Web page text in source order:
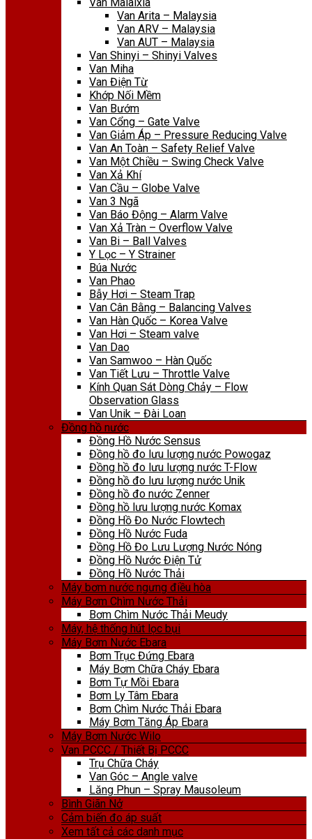
Van Arita – Malaysia
Van ARV – Malaysia
Van AUT – Malaysia
Van Shinyi – Shinyi Valves
Van Miha
Van Điện Từ
Khớp Nối Mềm
Van Bướm
Van Cổng – Gate Valve
Van Giảm Áp – Pressure Reducing Valve
Van An Toàn – Safety Relief Valve
Van Một Chiều – Swing Check Valve
Van Xả Khí
Van Cầu – Globe Valve
Van 3 Ngã
Van Báo Động – Alarm Valve
Van Xả Tràn – Overflow Valve
Van Bi – Ball Valves
Y Lọc – Y Strainer
Búa Nước
Van Phao
Bẫy Hơi – Steam Trap
Van Cân Bằng – Balancing Valves
Van Hàn Quốc – Korea Valve
Van Hơi – Steam valve
Van Dao
Van Samwoo – Hàn Quốc
Van Tiết Lưu – Throttle Valve
Kính Quan Sát Dòng Chảy – Flow
Observation Glass
Van Unik – Đài Loan
Đồng hồ nước
Đồng Hồ Nước Sensus
Đồng hồ đo lưu lượng nước Powogaz
Đồng hồ đo lưu lượng nước T-Flow
Đồng hồ đo lưu lượng nước Unik
Đồng hồ đo nước Zenner
Đồng hồ lưu lượng nước Komax
Đồng Hồ Đo Nước Flowtech
Đồng Hồ Nước Fuda
Đồng Hồ Đo Lưu Lượng Nước Nóng
Đồng Hồ Nước Điện Tử
Đồng Hồ Nước Thải
Máy bơm nước ngưng điều hòa
Máy Bơm Chìm Nước Thải
Bơm Chìm Nước Thải Meudy
Máy, hệ thống hút lọc bụi
Máy Bơm Nước Ebara
Bơm Trục Đứng Ebara
Máy Bơm Chữa Cháy Ebara
Bơm Tự Mồi Ebara
Bơm Ly Tâm Ebara
Bơm Chìm Nước Thải Ebara
Máy Bơm Tăng Áp Ebara
Máy Bơm Nước Wilo
Van PCCC / Thiết Bị PCCC
Trụ Chữa Cháy
Van Góc – Angle valve
Lăng Phun – Spray Mausoleum
Bình Giãn Nở
Cảm biến đo áp suất
Xem tất cả các danh mục